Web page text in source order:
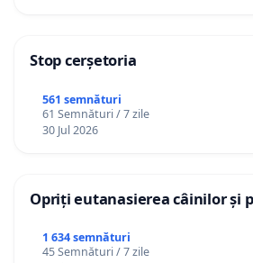
Stop cerșetoria
561 semnături
61 Semnături / 7 zile
30 Jul 2026
Opriți eutanasierea câinilor și
1 634 semnături
45 Semnături / 7 zile